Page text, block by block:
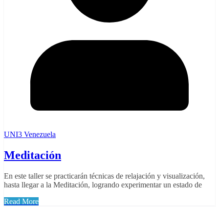
UNI3 Venezuela
Meditación
En este taller se practicarán técnicas de relajación y visualización,
hasta llegar a la Meditación, logrando experimentar un estado de
Read More